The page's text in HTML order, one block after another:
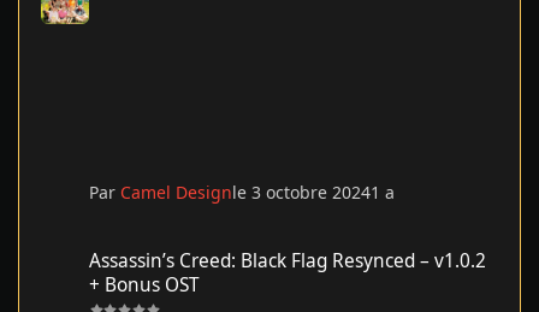
Par Camel Designle 3 octobre 20241 a
Assassin’s Creed: Black Flag Resynced – v1.0.2
+ Bonus OST